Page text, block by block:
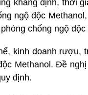
khẳng định, thời
ngộ độc
chống ngộ độc
kinh doanh rượu,
Methanol. Đề
định.